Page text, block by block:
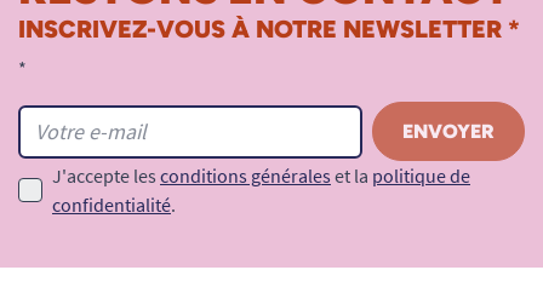
INSCRIVEZ-VOUS À NOTRE NEWSLETTER *
*
J'accepte les conditions générales et la politique de
confidentialité.